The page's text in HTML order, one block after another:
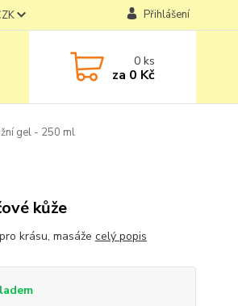
Přihlášení
0ks
za 0 Kč
gel - 250 ml
kůže
krásu, masáže celý popis